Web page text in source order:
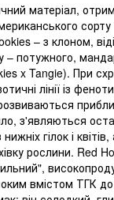
матеріал,
– з клоном,
– потужного,
x Tangie). При
лінії із
з'являються
гілок і квітів,
рослини. Red
вмістом ТГК